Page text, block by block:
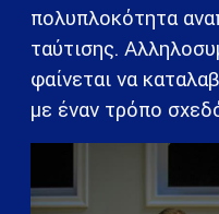
πολυπλοκότητα
ταύτισης.
φαίνεται να
με έναν τρόπο